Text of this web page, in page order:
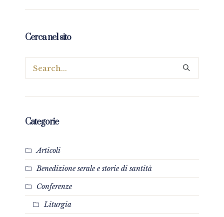
Cerca nel sito
Categorie
Articoli
Benedizione serale e storie di santità
Conferenze
Liturgia